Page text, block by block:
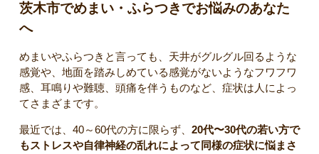
茨木市でめまい・ふらつきでお悩みのあなた
へ
めまいやふらつきと言っても、天井がグルグル回るような
感覚や、地面を踏みしめている感覚がないようなフワフワ
感、耳鳴りや難聴、頭痛を伴うものなど、症状は人によっ
てさまざまです。
最近では、40～60代の方に限らず、 20代〜30代の若い方で
もストレスや自律神経の乱れによって同様の症状に悩まさ